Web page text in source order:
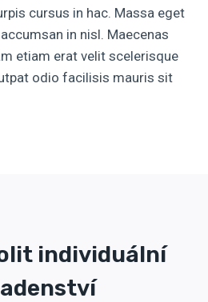
cursus in hac. Massa eget
in nisl. Maecenas
etiam erat velit scelerisque
odio facilisis mauris sit
individuální